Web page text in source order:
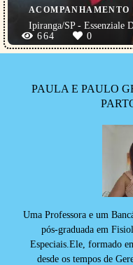
Ipiranga/SP - Essenziale
664
0
PAULA E PAULO
Uma Professora e um
pós-graduada em
Especiais.Ele, formado
desde os tempos de